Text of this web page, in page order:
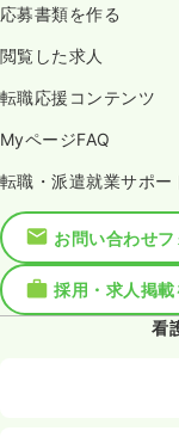
応募書類を作る
閲覧した求人
転職応援コンテンツ
MyページFAQ
転職・派遣就業サポ
お問い合わせフ
採用・求人掲
看